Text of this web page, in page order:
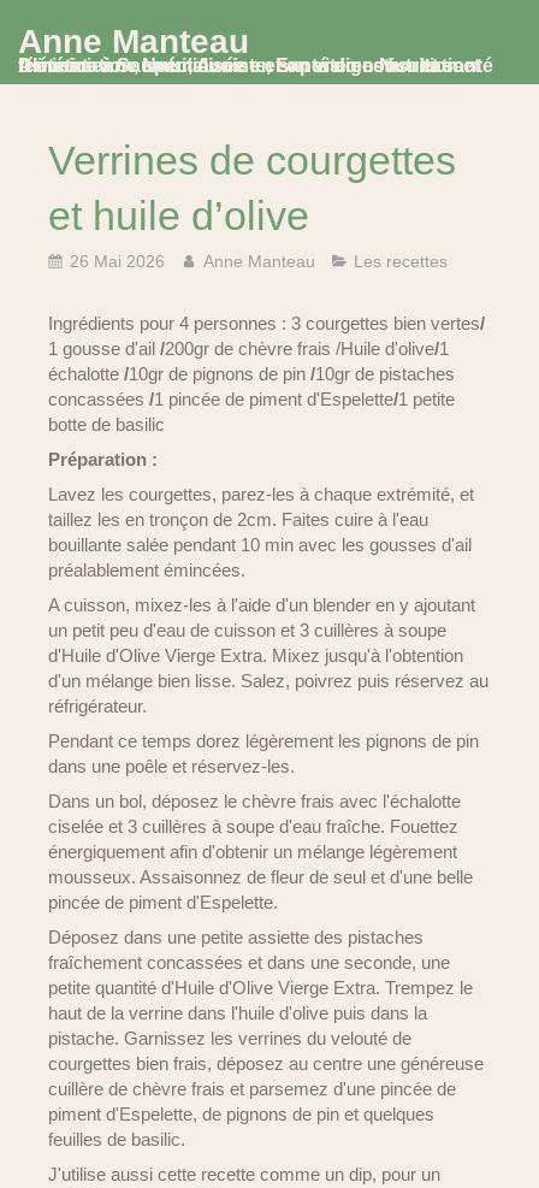
Anne Manteau
Diététicienne Nutritionniste, Experte en Nutrition et Alimentation, spécialisée en santé digestive et santé féminine à Saumur, Avoine et en visio consultation
Verrines de courgettes
et huile d’olive
26 Mai 2026 Anne Manteau Les recettes
Ingrédients pour 4 personnes : 3 courgettes bien vertes/
1 gousse d'ail /200gr de chèvre frais /Huile d'olive/1
échalotte /10gr de pignons de pin /10gr de pistaches
concassées /1 pincée de piment d'Espelette/1 petite
botte de basilic
Préparation :
Lavez les courgettes, parez-les à chaque extrémité, et
taillez les en tronçon de 2cm. Faites cuire à l'eau
bouillante salée pendant 10 min avec les gousses d'ail
préalablement émincées.
A cuisson, mixez-les à l'aide d'un blender en y ajoutant
un petit peu d'eau de cuisson et 3 cuillères à soupe
d'Huile d'Olive Vierge Extra. Mixez jusqu'à l'obtention
d'un mélange bien lisse. Salez, poivrez puis réservez au
réfrigérateur.
Pendant ce temps dorez légèrement les pignons de pin
dans une poêle et réservez-les.
Dans un bol, déposez le chèvre frais avec l'échalotte
ciselée et 3 cuillères à soupe d'eau fraîche. Fouettez
énergiquement afin d'obtenir un mélange légèrement
mousseux. Assaisonnez de fleur de seul et d'une belle
pincée de piment d'Espelette.
Déposez dans une petite assiette des pistaches
fraîchement concassées et dans une seconde, une
petite quantité d'Huile d'Olive Vierge Extra. Trempez le
haut de la verrine dans l'huile d'olive puis dans la
pistache. Garnissez les verrines du velouté de
courgettes bien frais, déposez au centre une généreuse
cuillère de chèvre frais et parsemez d'une pincée de
piment d'Espelette, de pignons de pin et quelques
feuilles de basilic.
J'utilise aussi cette recette comme un dip, pour un